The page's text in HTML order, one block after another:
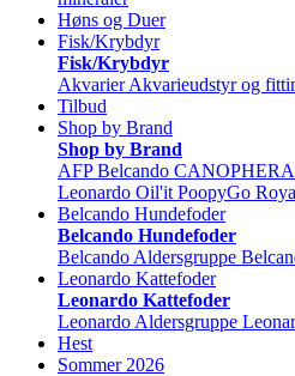
Høns og Duer
Fisk/Krybdyr
Fisk/Krybdyr
Akvarier Akvarieudstyr og
Tilbud
Shop by Brand
Shop by Brand
AFP Belcando CANOPHERA
Leonardo Oil'it PoopyGo
Belcando Hundefoder
Belcando Hundefoder
Belcando Aldersgruppe
Leonardo Kattefoder
Leonardo Kattefoder
Leonardo Aldersgruppe
Hest
Sommer 2026